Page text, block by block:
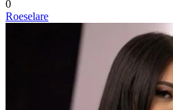
0
Roeselare